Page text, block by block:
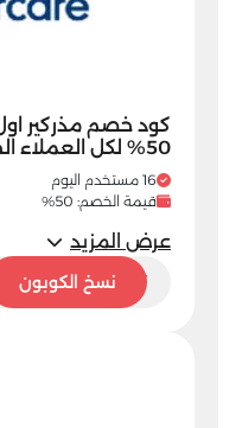
كود خصم مذركير
50% لكل العملاء الجدد
16 مستخدم اليوم
قيمة الخصم: 50%
عرض المزيد
PFHRFنسخ الكوبون